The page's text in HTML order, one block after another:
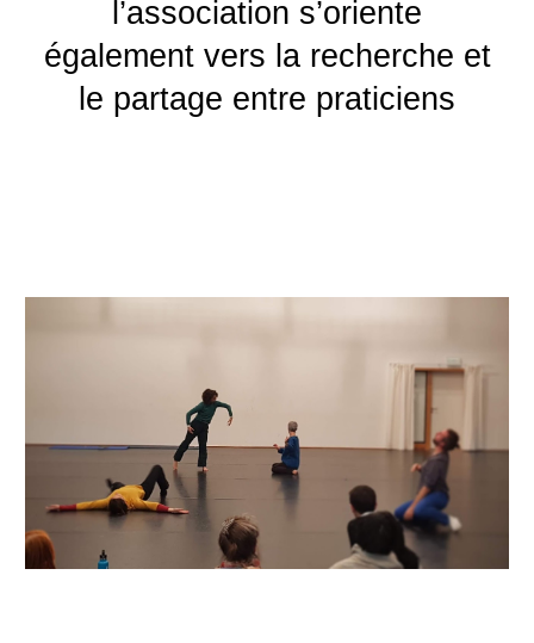
l’association s’oriente
également vers la recherche et
le partage entre praticiens